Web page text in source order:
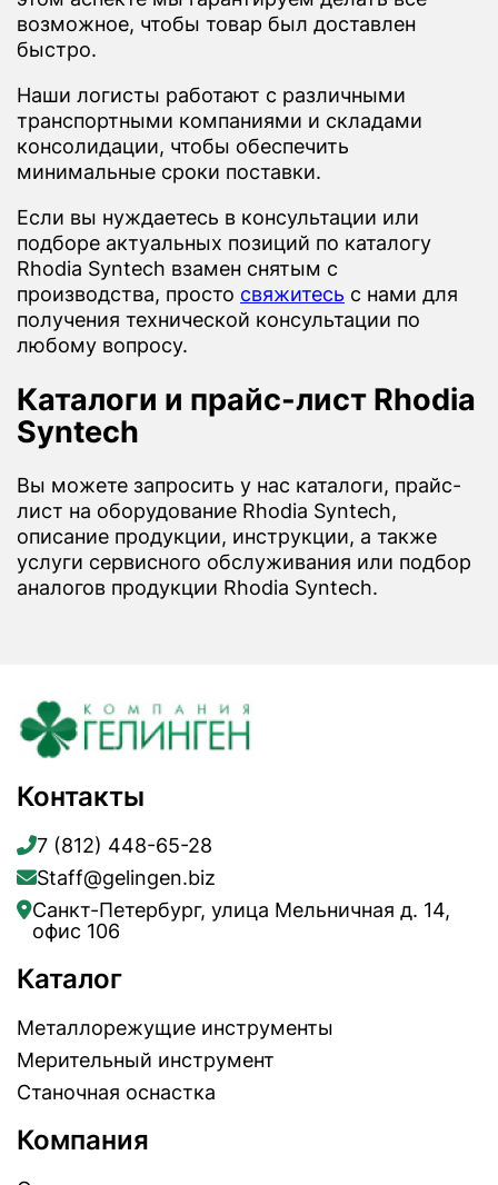
возможное, чтобы товар был доставлен
быстро.
Наши логисты работают с различными
транспортными компаниями и складами
консолидации, чтобы обеспечить
минимальные сроки поставки.
Если вы нуждаетесь в консультации или
подборе актуальных позиций по каталогу
Rhodia Syntech взамен снятым с
производства, просто свяжитесь с нами для
получения технической консультации по
любому вопросу.
Каталоги и прайс-лист Rhodia
Syntech
Вы можете запросить у нас каталоги, прайс-
лист на оборудование Rhodia Syntech,
описание продукции, инструкции, а также
услуги сервисного обслуживания или подбор
аналогов продукции Rhodia Syntech.
Контакты
7 (812) 448-65-28
Staff@gelingen.biz
Санкт-Петербург, улица Мельничная д. 14,
офис 106
Каталог
Металлорежущие инструменты
Мерительный инструмент
Станочная оснастка
Компания